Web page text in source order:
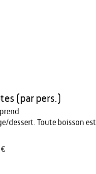
(par pers.)
dessert. Toute boisson est